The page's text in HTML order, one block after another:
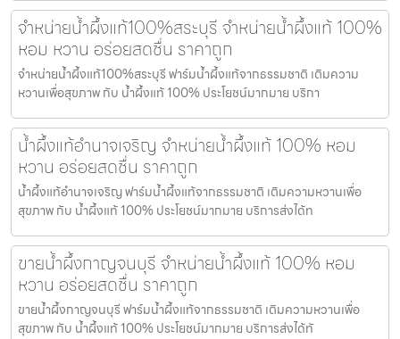
จำหน่ายน้ำผึ้งแท้100%สระบุรี จำหน่ายน้ำผึ้งแท้ 100%
หอม หวาน อร่อยสดชื่น ราคาถูก
จำหน่ายน้ำผึ้งแท้100%สระบุรี ฟาร์มน้ำผึ้งแท้จากธรรมชาติ เติมความ
หวานเพื่อสุขภาพ กับ น้ำผึ้งแท้ 100% ประโยชน์มากมาย บริกา
น้ำผึ้งแท้อำนาจเจริญ จำหน่ายน้ำผึ้งแท้ 100% หอม
หวาน อร่อยสดชื่น ราคาถูก
น้ำผึ้งแท้อำนาจเจริญ ฟาร์มน้ำผึ้งแท้จากธรรมชาติ เติมความหวานเพื่อ
สุขภาพ กับ น้ำผึ้งแท้ 100% ประโยชน์มากมาย บริการส่งได้ท
ขายน้ำผึ้งกาญจนบุรี จำหน่ายน้ำผึ้งแท้ 100% หอม
หวาน อร่อยสดชื่น ราคาถูก
ขายน้ำผึ้งกาญจนบุรี ฟาร์มน้ำผึ้งแท้จากธรรมชาติ เติมความหวานเพื่อ
สุขภาพ กับ น้ำผึ้งแท้ 100% ประโยชน์มากมาย บริการส่งได้ทั